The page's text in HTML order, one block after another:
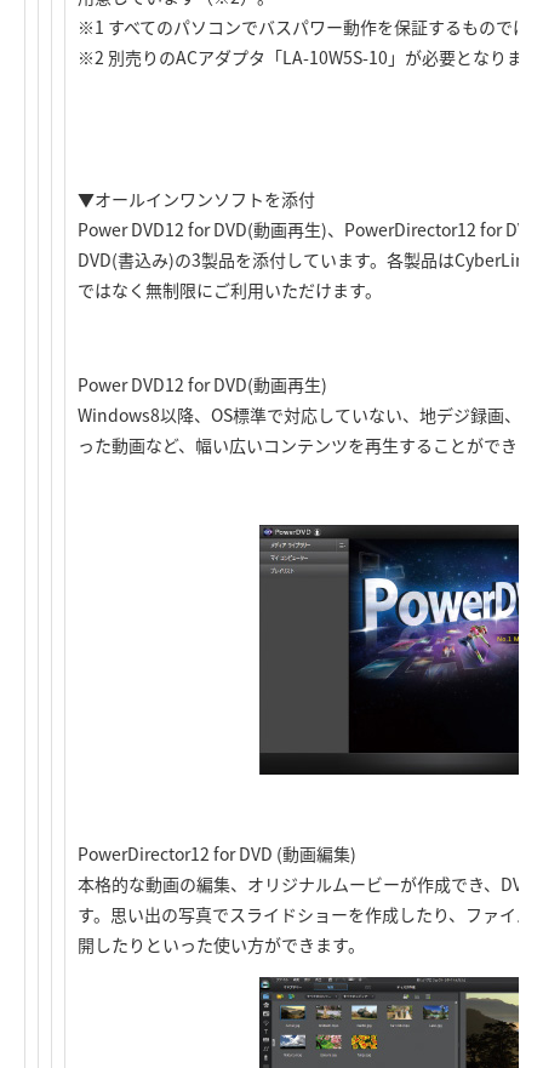
※1 すべてのパソコンでバスパワー動作を保証するものでは
※2 別売りのACアダプタ「LA-10W5S-10」が必要となりま
▼オールインワンソフトを添付
Power DVD12 for DVD(動画再生)、PowerDirector12 for
DVD(書込み)の3製品を添付しています。各製品は
ではなく無制限にご利用いただけます。
Power DVD12 for DVD(動画再生)
Windows8以降、OS標準で対応していない、地デジ録画、
った動画など、幅い広いコンテンツを再生することができま
PowerDirector12 for DVD (動画編集)
本格的な動画の編集、オリジナルムービーが作成でき、
す。思い出の写真でスライドショーを作成したり、ファイル
開したりといった使い方ができます。